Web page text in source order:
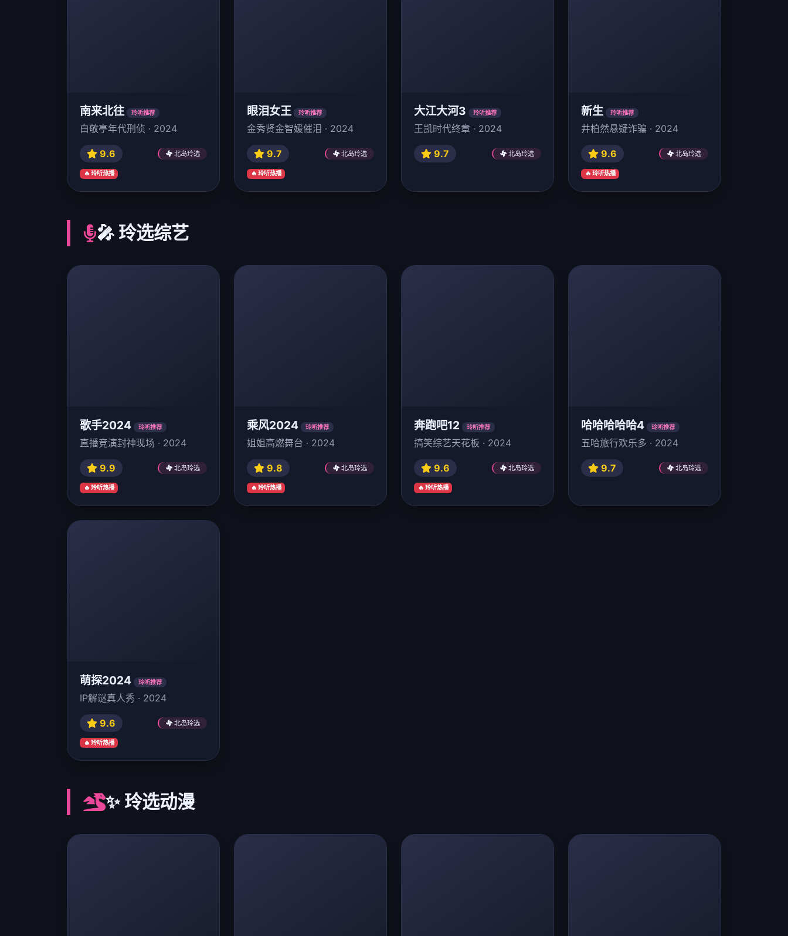
南来北往 玲听推荐
白敬亭年代刑侦 · 2024
9.6 北岛玲选
🔥 玲听热播
眼泪女王 玲听推荐
金秀贤金智媛催泪 · 2024
9.7 北岛玲选
🔥 玲听热播
大江大河3 玲听推荐
王凯时代终章 · 2024
9.7 北岛玲选
新生 玲听推荐
井柏然悬疑诈骗 · 2024
9.6 北岛玲选
🔥 玲听热播
🎤 玲选综艺
歌手2024 玲听推荐
直播竞演封神现场 · 2024
9.9 北岛玲选
🔥 玲听热播
乘风2024 玲听推荐
姐姐高燃舞台 · 2024
9.8 北岛玲选
🔥 玲听热播
奔跑吧12 玲听推荐
搞笑综艺天花板 · 2024
9.6 北岛玲选
🔥 玲听热播
哈哈哈哈哈4 玲听推荐
五哈旅行欢乐多 · 2024
9.7 北岛玲选
萌探2024 玲听推荐
IP解谜真人秀 · 2024
9.6 北岛玲选
🔥 玲听热播
✨ 玲选动漫